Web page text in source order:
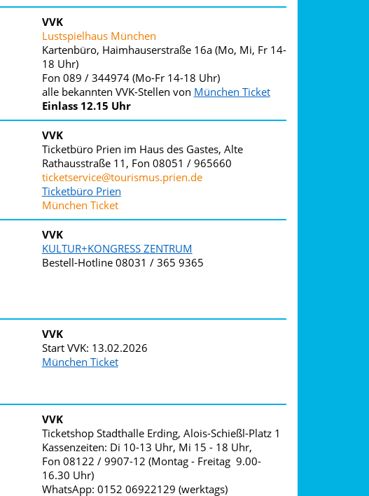
VVK
Lustspielhaus München
Kartenbüro, Haimhauserstraße 16a (Mo, Mi, Fr 14-
18 Uhr)
Fon 089 / 344974 (Mo-Fr 14-18 Uhr)
alle bekannten VVK-Stellen von München Ticket
Einlass 12.15 Uhr
VVK
Ticketbüro Prien im Haus des Gastes, Alte
Rathausstraße 11, Fon 08051 / 965660
ticketservice@tourismus.prien.de
Ticketbüro Prien
München Ticket
VVK
KULTUR+KONGRESS ZENTRUM
Bestell-Hotline 08031 / 365 9365
VVK
Start VVK: 13.02.2026
München Ticket
VVK
Ticketshop Stadthalle Erding, Alois-Schießl-Platz 1
Kassenzeiten: Di 10-13 Uhr, Mi 15 - 18 Uhr,
Fon 08122 / 9907-12 (Montag - Freitag 9.00-
16.30 Uhr)
WhatsApp: 0152 06922129 (werktags)